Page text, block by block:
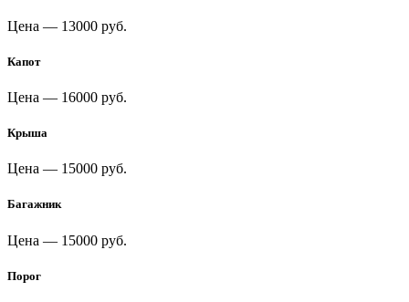
Цена — 13000 руб.
Капот
Цена — 16000 руб.
Крыша
Цена — 15000 руб.
Багажник
Цена — 15000 руб.
Порог